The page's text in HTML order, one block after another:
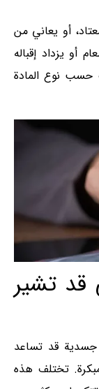
أو يعاني من
أو يزداد إقباله
حسب نوع المادة
قد تشير
جسدية قد تساعد
تختلف هذه